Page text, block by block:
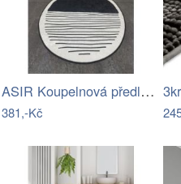
ASIR Koupelnová předložka BOMB černobílá
381,-Kč